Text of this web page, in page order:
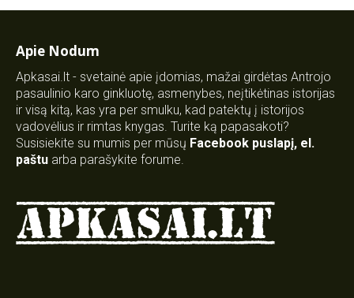
Apie Nodum
Apkasai.lt - svetainė apie įdomias, mažai girdėtas Antrojo
pasaulinio karo ginkluotę, asmenybes, neįtikėtinas istorijas
ir visą kitą, kas yra per smulku, kad patektų į istorijos
vadovėlius ir rimtas knygas. Turite ką papasakoti?
Susisiekite su mumis per mūsų Facebook puslapį, el.
paštu arba parašykite forume.